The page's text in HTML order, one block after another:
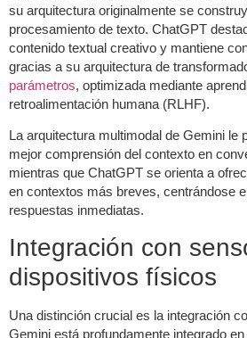
su arquitectura originalmente se
procesamiento de texto. ChatGPT
contenido textual creativo y mantiene
gracias a su arquitectura de
parámetros, optimizada mediante
retroalimentación humana (RLHF).
La arquitectura multimodal de Gemini le
mejor comprensión del contexto en
mientras que ChatGPT se orienta a
en contextos más breves, centrándose
respuestas inmediatas.
Integración con
dispositivos físicos
Una distinción crucial es la integración
Gemini está profundamente integrado